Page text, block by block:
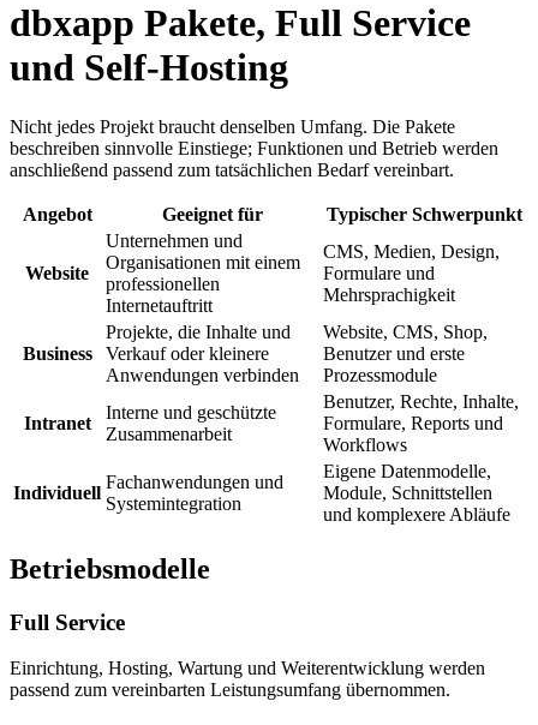
dbxapp Pakete, Full Service
und Self-Hosting
Nicht jedes Projekt braucht denselben Umfang. Die Pakete
beschreiben sinnvolle Einstiege; Funktionen und Betrieb werden
anschließend passend zum tatsächlichen Bedarf vereinbart.
Angebot Geeignet für Typischer Schwerpunkt
Website
Unternehmen und
Organisationen mit einem
professionellen
Internetauftritt
CMS, Medien, Design,
Formulare und
Mehrsprachigkeit
Business
Projekte, die Inhalte und
Verkauf oder kleinere
Anwendungen verbinden
Website, CMS, Shop,
Benutzer und erste
Prozessmodule
Intranet
Interne und geschützte
Zusammenarbeit
Benutzer, Rechte, Inhalte,
Formulare, Reports und
Workflows
Individuell
Fachanwendungen und
Systemintegration
Eigene Datenmodelle,
Module, Schnittstellen
und komplexere Abläufe
Betriebsmodelle
Full Service
Einrichtung, Hosting, Wartung und Weiterentwicklung werden
passend zum vereinbarten Leistungsumfang übernommen.